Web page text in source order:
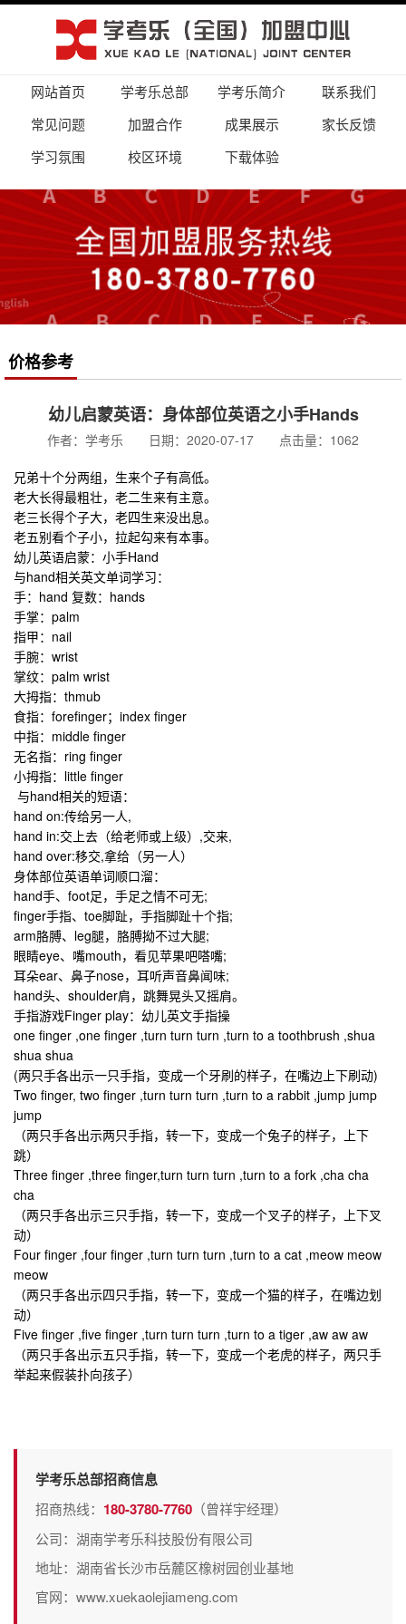
网站首页 学考乐总部 学考乐简介
联系我们
常见问题
加盟合作 成果展示
家长反馈
学习氛围
校区环境 下载体验
价格参考
幼儿启蒙英语：身体部位英语之小手Hands
作者：学考乐 日期：2020-07-17 点击量：1062
兄弟十个分两组，生来个子有高低。
老大长得最粗壮，老二生来有主意。
老三长得个子大，老四生来没出息。
老五别看个子小，拉起勾来有本事。
幼儿英语启蒙：小手Hand
与hand相关英文单词学习：
手：hand 复数：hands
手掌：palm
指甲：nail
手腕：wrist
掌纹：palm wrist
大拇指：thmub
食指：forefinger；index finger
中指：middle finger
无名指：ring finger
小拇指：little finger
与hand相关的短语：
hand on:传给另一人,
hand in:交上去（给老师或上级）,交来,
hand over:移交,拿给（另一人）
身体部位英语单词顺口溜：
hand手、foot足，手足之情不可无;
finger手指、toe脚趾，手指脚趾十个指;
arm胳膊、leg腿，胳膊拗不过大腿;
眼睛eye、嘴mouth，看见苹果吧嗒嘴;
耳朵ear、鼻子nose，耳听声音鼻闻味;
hand头、shoulder肩，跳舞晃头又摇肩。
手指游戏Finger play：幼儿英文手指操
one finger ,one finger ,turn turn turn ,turn to a toothbrush ,shua
shua shua
(两只手各出示一只手指，变成一个牙刷的样子，在嘴边上下刷动)
Two finger, two finger ,turn turn turn ,turn to a rabbit ,jump jump
jump
（两只手各出示两只手指，转一下，变成一个兔子的样子，上下
跳）
Three finger ,three finger,turn turn turn ,turn to a fork ,cha cha
cha
（两只手各出示三只手指，转一下，变成一个叉子的样子，上下叉
动）
Four finger ,four finger ,turn turn turn ,turn to a cat ,meow meow
meow
（两只手各出示四只手指，转一下，变成一个猫的样子，在嘴边划
动）
Five finger ,five finger ,turn turn turn ,turn to a tiger ,aw aw aw
（两只手各出示五只手指，转一下，变成一个老虎的样子，两只手
举起来假装扑向孩子）
学考乐总部招商信息
招商热线： 180-3780-7760 （曾祥宇经理）
公司：湖南学考乐科技股份有限公司
地址：湖南省长沙市岳麓区橡树园创业基地
官网：www.xuekaolejiameng.com